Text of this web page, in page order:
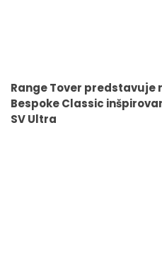
Range Tover predstavuje
Bespoke Classic
SV Ultra